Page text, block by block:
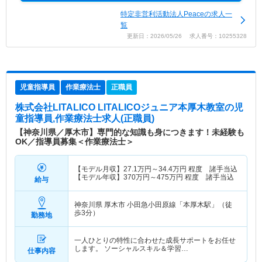
特定非営利活動法人Peaceの求人一
覧
更新日：2026/05/26 求人番号：10255328
児童指導員 作業療法士 正職員
株式会社LITALICO LITALICOジュニア本厚木教室の児
童指導員,作業療法士求人(正職員)
【神奈川県／厚木市】専門的な知識も身につきます！未経験も
OK／指導員募集＜作業療法士＞
給与
【モデル月収】 27.1万円～34.4万円 程度 諸手当込
【モデル年収】 370万円～475万円 程度 諸手当込
勤務地
神奈川県 厚木市 小田急小田原線「本厚木駅」（徒
歩3分）
仕事内容
一人ひとりの特性に合わせた成長サポートをお任せ
します。 ソーシャルスキル＆学習…